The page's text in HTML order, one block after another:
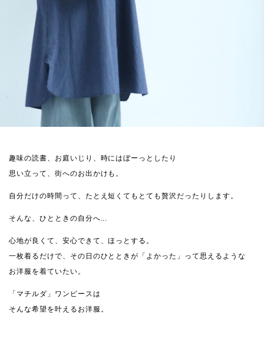
趣味の読書、お庭いじり、時にはぼーっとしたり
思い立って、街へのお出かけも。
自分だけの時間って、たとえ短くてもとても贅沢だったりします。
そんな、ひとときの自分へ...
心地が良くて、安心できて、ほっとする。
一枚着るだけで、その日のひとときが「よかった」って思えるような
お洋服を着ていたい。
「マチルダ」ワンピースは
そんな希望を叶えるお洋服。